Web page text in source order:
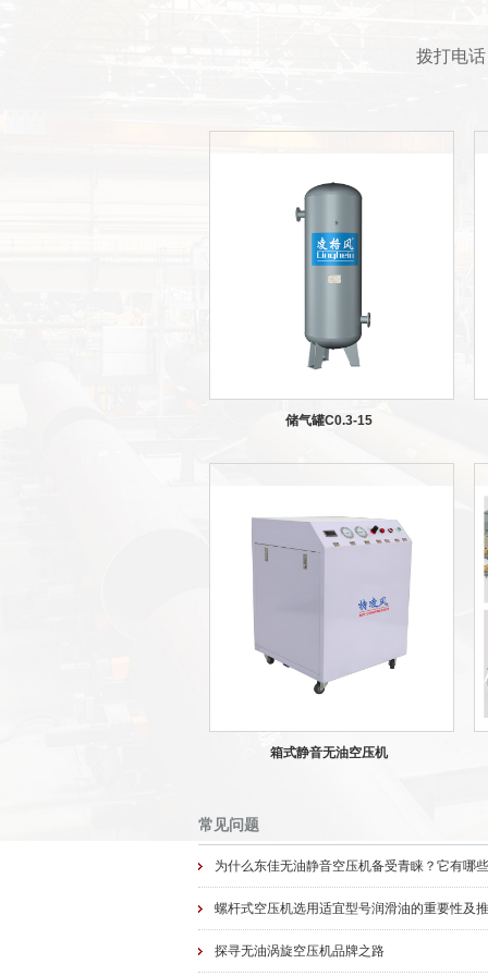
拨打电
储气罐C0.3-15
箱式静音无油空压机
常见问题
为什么东佳无油静音空压机备受青睐？它有哪
螺杆式空压机选用适宜型号润滑油的重要性及
探寻无油涡旋空压机品牌之路